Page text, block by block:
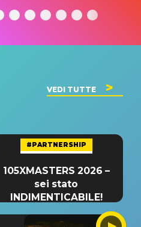
del singolo
VEDI TUTTE
#PARTNERSHIP
105XMASTERS 2026 –
sei stato
INDIMENTICABILE!